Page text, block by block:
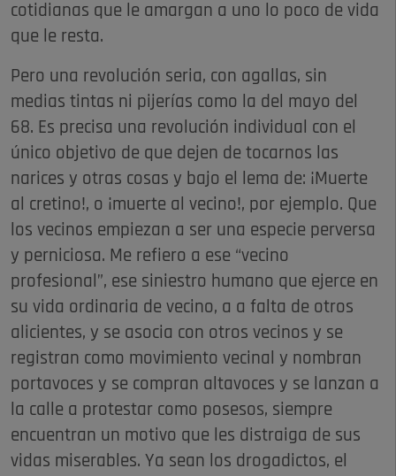
cotidianas que le amargan a uno lo poco de vida
que le resta.
Pero una revolución seria, con agallas, sin
medias tintas ni pijerías como la del mayo del
68. Es precisa una revolución individual con el
único objetivo de que dejen de tocarnos las
narices y otras cosas y bajo el lema de: ¡Muerte
al cretino!, o ¡muerte al vecino!, por ejemplo. Que
los vecinos empiezan a ser una especie perversa
y perniciosa. Me refiero a ese “vecino
profesional”, ese siniestro humano que ejerce en
su vida ordinaria de vecino, a a falta de otros
alicientes, y se asocia con otros vecinos y se
registran como movimiento vecinal y nombran
portavoces y se compran altavoces y se lanzan a
la calle a protestar como posesos, siempre
encuentran un motivo que les distraiga de sus
vidas miserables. Ya sean los drogadictos, el